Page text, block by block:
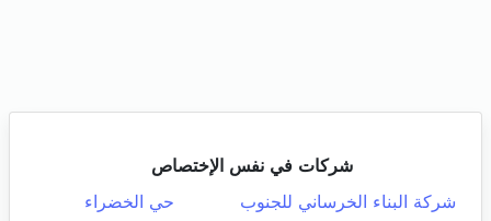
شركات في نفس الإختصاص
شركة البناء الخرساني للجنوب
حي الخضراء